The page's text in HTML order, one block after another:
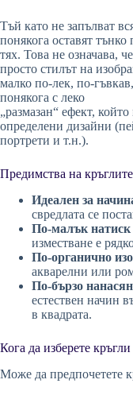
Тъй като не запълват
понякога оставят
тях. Това не означава,
просто стилът на
малко по-лек, по-
понякога с леко
„размазан“ ефект,
определени дизайни
портрети и т.н.).
Предимства на
Идеален за
свредлата се
По-малък натиск
изместване е
По-органично
акварелни или
По-бързо
естествен начин
в квадрата.
Кога да изберете
Може да предпочетете